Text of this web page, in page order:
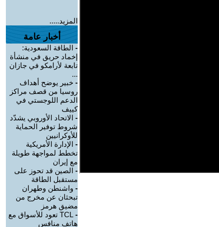
المزيد.....
أخبار عامة
- الطاقة السعودية:
إخماد حريق في منشأة
تابعة لأرامكو في جازان
...
- خبير يوضح أهداف
روسيا من قصف مراكز
الدعم اللوجستي في
كييف
- الاتحاد الأوروبي يشدّد
شروط توفير الحماية
للأوكرانيين
- الإدارة الأمريكية
تخطط لمواجهة طويلة
مع إيران
- الصين قد تحوز على
مستقبل الطاقة
- واشنطن وطهران
تبحثان عن مخرج من
مضيق هرمز
-
TCL تعود للأسواق مع
هاتف منافس